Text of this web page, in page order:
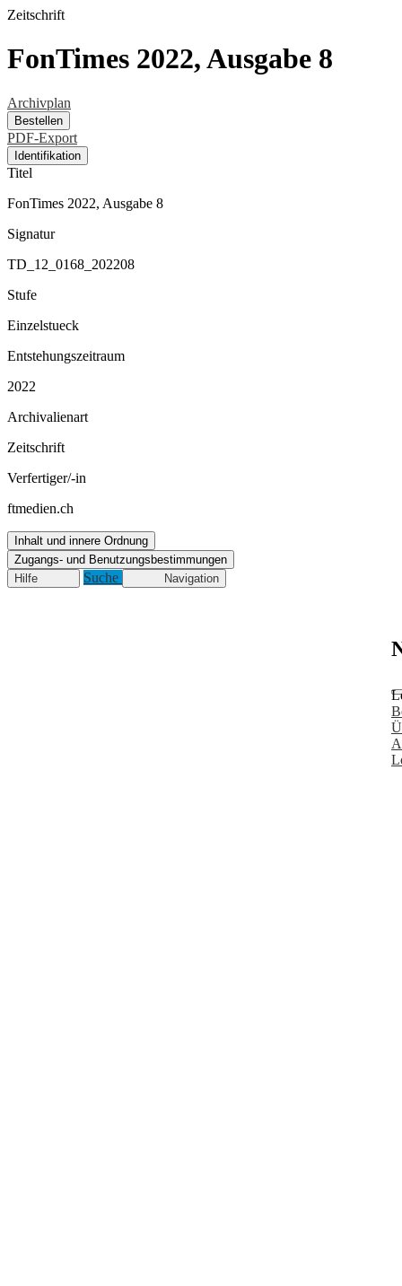
Zeitschrift
FonTimes 2022, Ausgabe 8
Archivplan
Bestellen
PDF-Export
Identifikation
Titel
FonTimes 2022, Ausgabe 8
Signatur
TD_12_0168_202208
Stufe
Einzelstueck
Entstehungszeitraum
2022
Archivalienart
Zeitschrift
Verfertiger/-in
ftmedien.ch
Inhalt und innere Ordnung
Zugangs- und Benutzungsbestimmungen
Hilfe
Suche Navigation